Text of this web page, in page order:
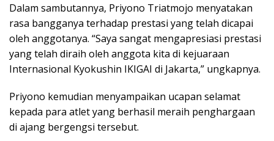
Dalam sambutannya, Priyono Triatmojo menyatakan
rasa bangganya terhadap prestasi yang telah dicapai
oleh anggotanya. “Saya sangat mengapresiasi prestasi
yang telah diraih oleh anggota kita di kejuaraan
Internasional Kyokushin IKIGAI di Jakarta,” ungkapnya.
Priyono kemudian menyampaikan ucapan selamat
kepada para atlet yang berhasil meraih penghargaan
di ajang bergengsi tersebut.